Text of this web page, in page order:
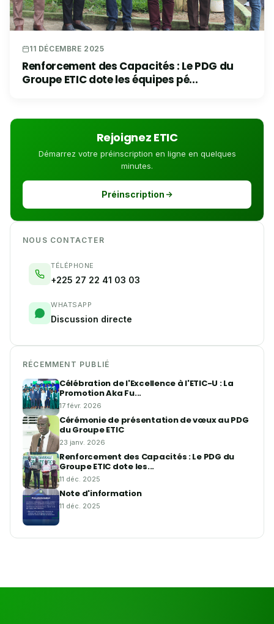
11 DÉCEMBRE 2025
Renforcement des Capacités : Le PDG du
Groupe ETIC dote les équipes pé...
Rejoignez ETIC
Démarrez votre préinscription en ligne en quelques
minutes.
Préinscription
NOUS CONTACTER
TÉLÉPHONE
+225 27 22 41 03 03
WHATSAPP
Discussion directe
RÉCEMMENT PUBLIÉ
Célébration de l'Excellence à l'ETIC-U : La
Promotion Aka Fu...
17 févr. 2026
Cérémonie de présentation de vœux au PDG
du Groupe ETIC
23 janv. 2026
Renforcement des Capacités : Le PDG du
Groupe ETIC dote les...
11 déc. 2025
Note d'information
11 déc. 2025